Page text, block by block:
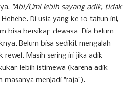
"Abi/Umi lebih sayang adik, tidak
Hehehe. Di usia yang ke 10 tahun ini,
bisa bersikap dewasa. Dia belum
Belum bisa sedikit mengalah
rewel. Masih sering iri jika adik-
lebih istimewa (karena adik-
masanya menjadi "raja").